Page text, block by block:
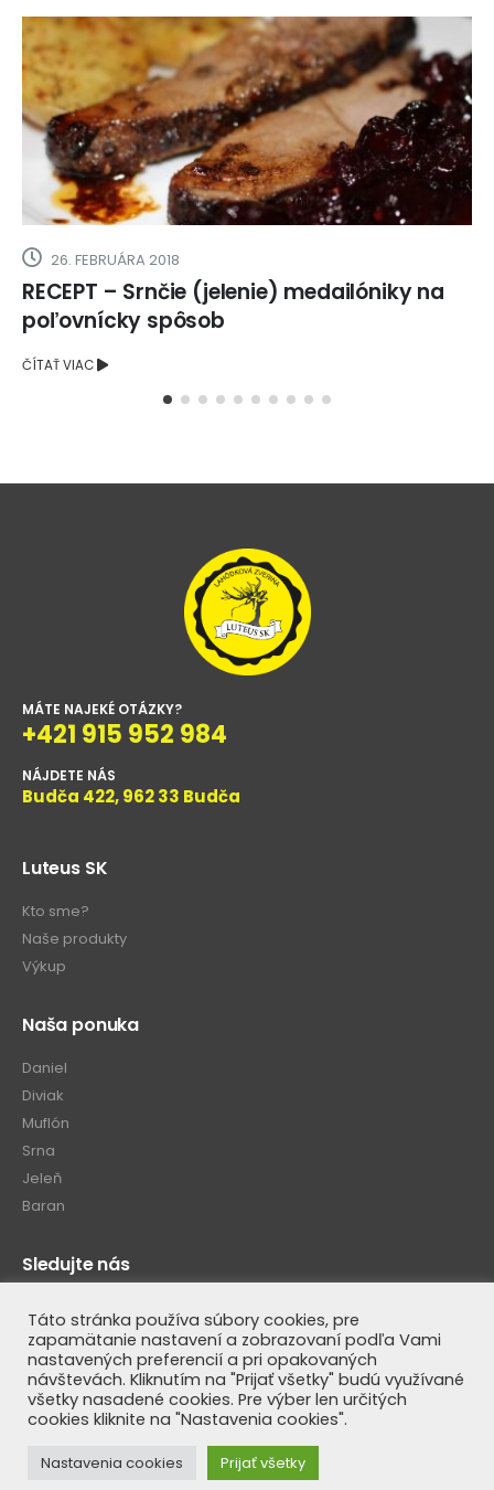
26. FEBRUÁRA 2018
RECEPT – Srnčie (jelenie) medailóniky na
poľovnícky spôsob
ČÍTAŤ VIAC
MÁTE NAJEKÉ OTÁZKY?
+421 915 952 984
NÁJDETE NÁS
Budča 422, 962 33 Budča
Luteus SK
Kto sme?
Naše produkty
Výkup
Naša ponuka
Daniel
Diviak
Muflón
Srna
Jeleň
Baran
Sledujte nás
© Luteus SK 2020. All Rights Reserved
Táto stránka používa súbory cookies, pre
zapamätanie nastavení a zobrazovaní podľa Vami
nastavených preferencií a pri opakovaných
návštevách. Kliknutím na "Prijať všetky" budú využívané
všetky nasadené cookies. Pre výber len určitých
cookies kliknite na "Nastavenia cookies".
Nastavenia cookies Prijať všetky